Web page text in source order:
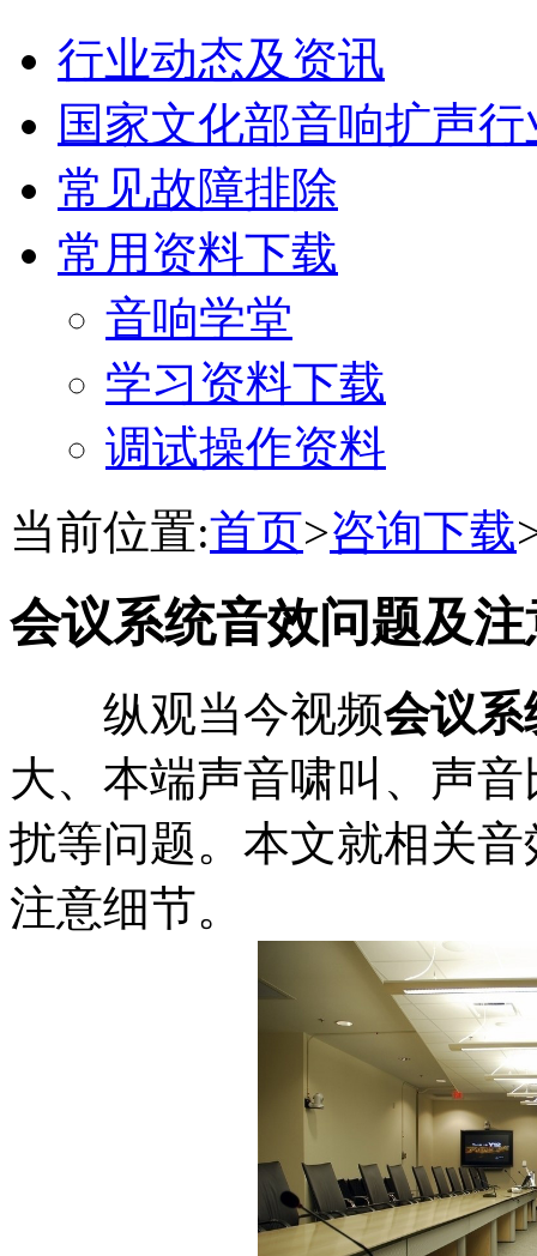
行业动态及资讯
国家文化部音响扩声
常见故障排除
常用资料下载
音响学堂
学习资料下载
调试操作资料
当前位置:首页>咨询下载
会议系统音效问题及
纵观当今视频会议系
大、本端声音啸叫、声
扰等问题。本文就相关
注意细节。